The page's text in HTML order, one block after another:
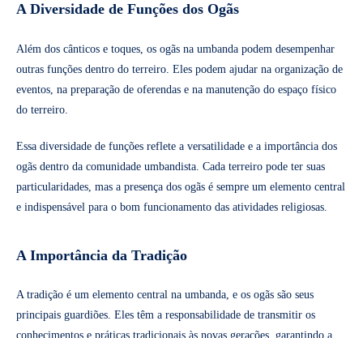
A Diversidade de Funções dos Ogãs
Além dos cânticos e toques, os ogãs na umbanda podem desempenhar
outras funções dentro do terreiro. Eles podem ajudar na organização de
eventos, na preparação de oferendas e na manutenção do espaço físico
do terreiro.
Essa diversidade de funções reflete a versatilidade e a importância dos
ogãs dentro da comunidade umbandista. Cada terreiro pode ter suas
particularidades, mas a presença dos ogãs é sempre um elemento central
e indispensável para o bom funcionamento das atividades religiosas.
A Importância da Tradição
A tradição é um elemento central na umbanda, e os ogãs são seus
principais guardiões. Eles têm a responsabilidade de transmitir os
conhecimentos e práticas tradicionais às novas gerações, garantindo a